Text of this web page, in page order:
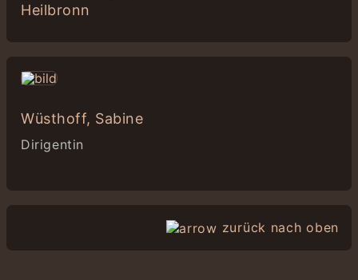
Heilbronn
Wüsthoff, Sabine
Dirigentin
zurück nach oben